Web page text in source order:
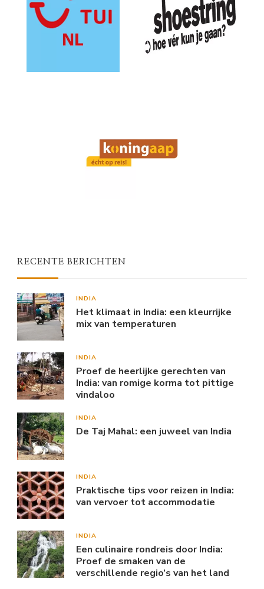
RECENTE BERICHTEN
INDIA
Het klimaat in India: een kleurrijke
mix van temperaturen
INDIA
Proef de heerlijke gerechten van
India: van romige korma tot pittige
vindaloo
INDIA
De Taj Mahal: een juweel van India
INDIA
Praktische tips voor reizen in India:
van vervoer tot accommodatie
INDIA
Een culinaire rondreis door India:
Proef de smaken van de
verschillende regio’s van het land